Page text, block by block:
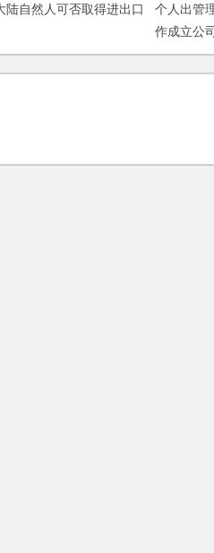
陆自然人可否取得进出口
个人出管
作成立公